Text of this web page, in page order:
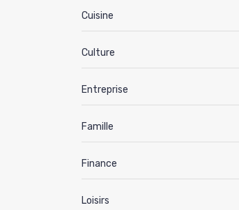
Cuisine
Culture
Entreprise
Famille
Finance
Loisirs